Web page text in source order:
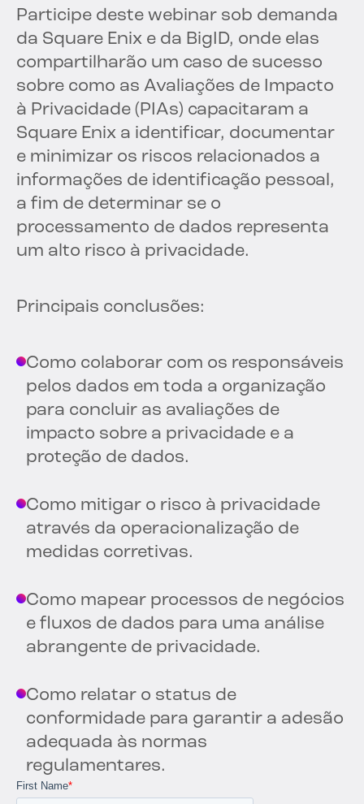
Participe deste webinar sob demanda
da Square Enix e da BigID, onde elas
compartilharão um caso de sucesso
sobre como as Avaliações de Impacto
à Privacidade (PIAs) capacitaram a
Square Enix a identificar, documentar
e minimizar os riscos relacionados a
informações de identificação pessoal,
a fim de determinar se o
processamento de dados representa
um alto risco à privacidade.
Principais conclusões:
Como colaborar com os responsáveis
pelos dados em toda a organização
para concluir as avaliações de
impacto sobre a privacidade e a
proteção de dados.
Como mitigar o risco à privacidade
através da operacionalização de
medidas corretivas.
Como mapear processos de negócios
e fluxos de dados para uma análise
abrangente de privacidade.
Como relatar o status de
conformidade para garantir a adesão
adequada às normas
regulamentares.